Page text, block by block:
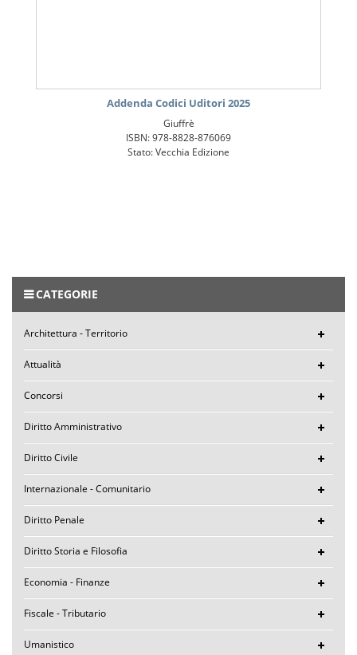
Addenda Codici Uditori 2025
Giuffrè
ISBN: 978-8828-876069
Stato: Vecchia Edizione
CATEGORIE
Architettura - Territorio
Attualità
Concorsi
Diritto Amministrativo
Diritto Civile
Internazionale - Comunitario
Diritto Penale
Diritto Storia e Filosofia
Economia - Finanze
Fiscale - Tributario
Umanistico